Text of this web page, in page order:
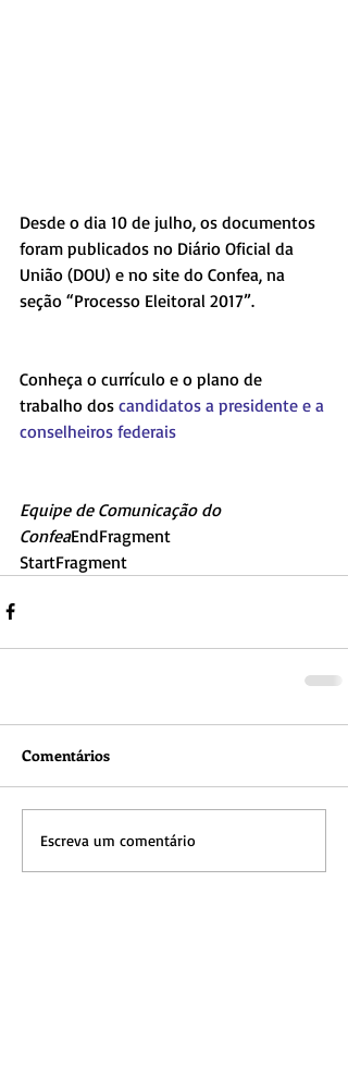
Desde o dia 10 de julho, os documentos
foram publicados no Diário Oficial da
União (DOU) e no site do Confea, na
seção “Processo Eleitoral 2017”.
Conheça o currículo e o plano de
trabalho dos candidatos a presidente e a
conselheiros federais
Equipe de Comunicação do
ConfeaEndFragment
StartFragment
Comentários
Escreva um comentário